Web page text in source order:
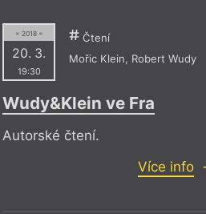
= 2018 =
20. 3.
19:30
Čtení
Mořic Klein, Robert Wudy
Wudy&Klein ve Fra
Autorské čtení.
Více info